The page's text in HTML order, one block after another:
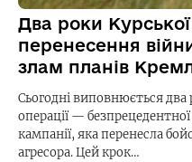
Два роки Курської
перенесення
злам планів
Сьогодні виповнюється два
операції —
кампанії, яка перенесла
агресора. Цей крок…